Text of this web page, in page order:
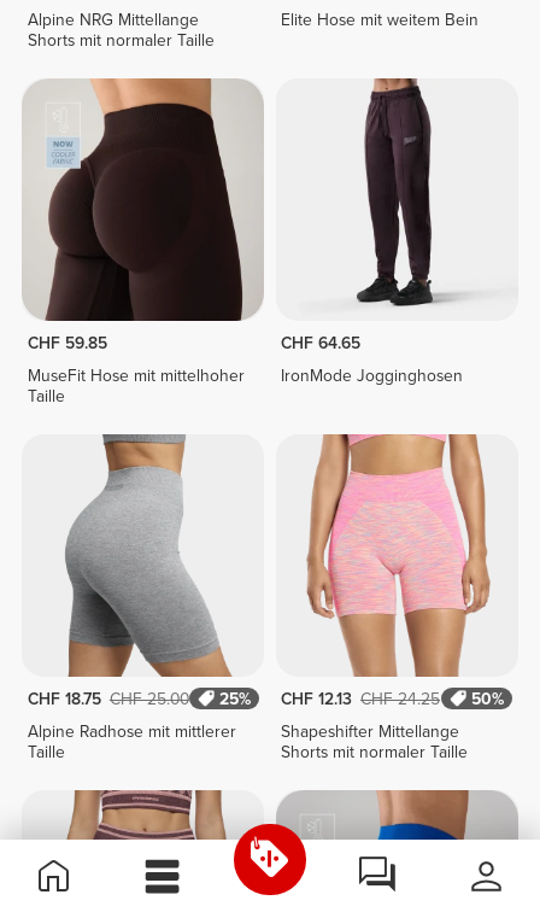
Alpine NRG Mittellange
Shorts mit normaler Taille
Elite Hose mit weitem Bein
CHF 59.85
MuseFit Hose mit mittelhoher
Taille
CHF 64.65
IronMode Jogginghosen
CHF 18.75 CHF 25.00
25%
Alpine Radhose mit mittlerer
Taille
CHF 12.13 CHF 24.25
50%
Shapeshifter Mittellange
Shorts mit normaler Taille